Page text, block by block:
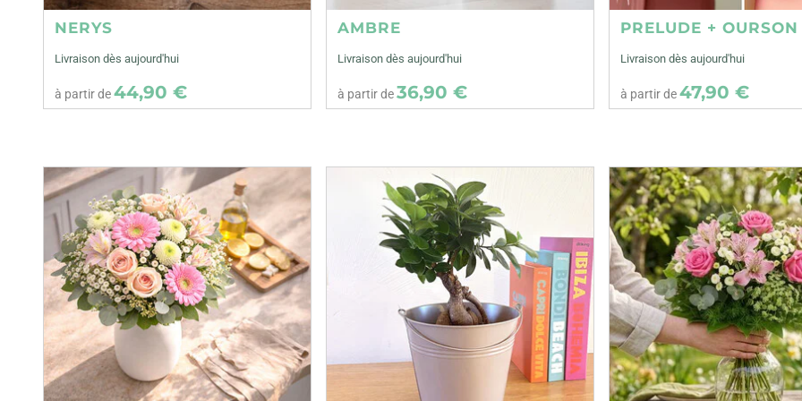
NERYS
Livraison dès aujourd'hui
à partir de44,90 €
AMBRE
Livraison dès aujourd'hui
à partir de36,90 €
PRELUDE + OURSON
Livraison dès aujourd'hui
à partir de47,90 €